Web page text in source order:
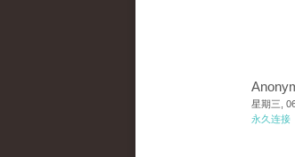
星期三,
永久连接